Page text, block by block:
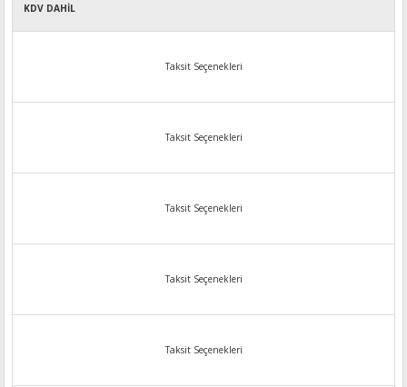
KDV DAHİL
Taksit Seçenekleri
Taksit Seçenekleri
Taksit Seçenekleri
Taksit Seçenekleri
Taksit Seçenekleri